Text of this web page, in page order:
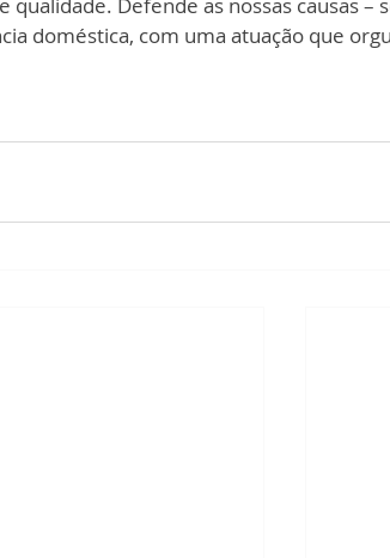
doméstica, com uma atuação que